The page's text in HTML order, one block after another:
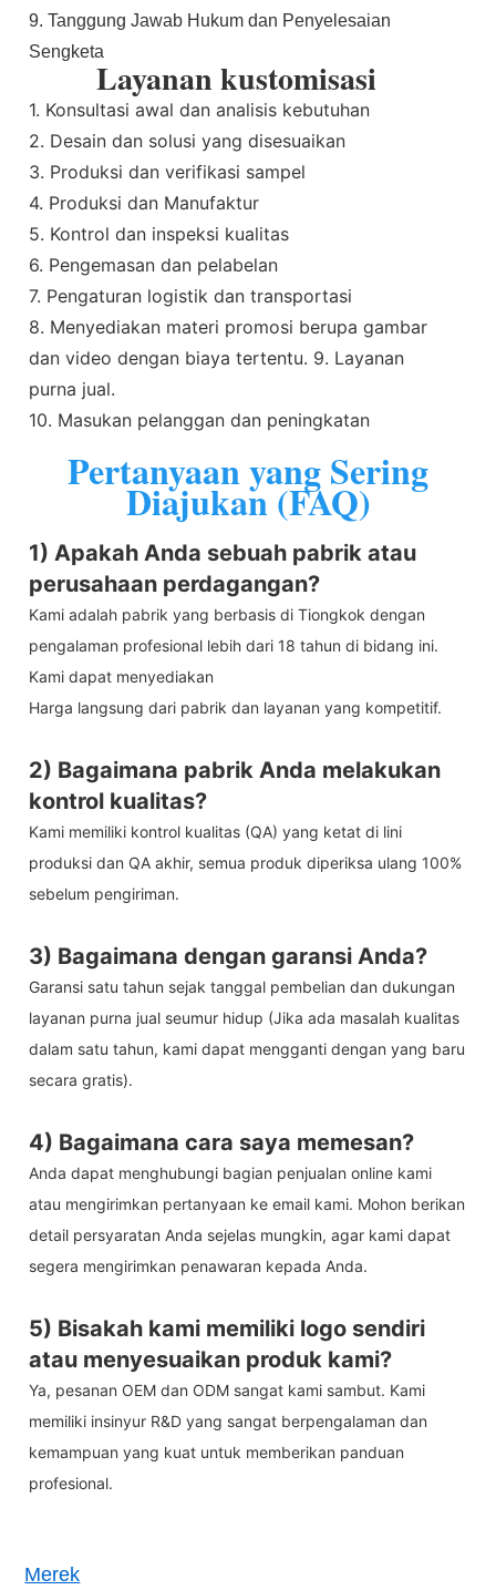
9. Tanggung Jawab Hukum dan Penyelesaian
Sengketa
Layanan kustomisasi
1. Konsultasi awal dan analisis kebutuhan
2. Desain dan solusi yang disesuaikan
3. Produksi dan verifikasi sampel
4. Produksi dan Manufaktur
5. Kontrol dan inspeksi kualitas
6. Pengemasan dan pelabelan
7. Pengaturan logistik dan transportasi
8. Menyediakan materi promosi berupa gambar
dan video dengan biaya tertentu. 9. Layanan
purna jual.
10. Masukan pelanggan dan peningkatan
Pertanyaan yang Sering
Diajukan (FAQ)
1) Apakah Anda sebuah pabrik atau
perusahaan perdagangan?
Kami adalah pabrik yang berbasis di Tiongkok dengan
pengalaman profesional lebih dari 18 tahun di bidang ini.
Kami dapat menyediakan
Harga langsung dari pabrik dan layanan yang kompetitif.
2) Bagaimana pabrik Anda melakukan
kontrol kualitas?
Kami memiliki kontrol kualitas (QA) yang ketat di lini
produksi dan QA akhir, semua produk diperiksa ulang 100%
sebelum pengiriman.
3) Bagaimana dengan garansi Anda?
Garansi satu tahun sejak tanggal pembelian dan dukungan
layanan purna jual seumur hidup (Jika ada masalah kualitas
dalam satu tahun, kami dapat mengganti dengan yang baru
secara gratis).
4) Bagaimana cara saya memesan?
Anda dapat menghubungi bagian penjualan online kami
atau mengirimkan pertanyaan ke email kami. Mohon berikan
detail persyaratan Anda sejelas mungkin, agar kami dapat
segera mengirimkan penawaran kepada Anda.
5) Bisakah kami memiliki logo sendiri
atau menyesuaikan produk kami?
Ya, pesanan OEM dan ODM sangat kami sambut. Kami
memiliki insinyur R&D yang sangat berpengalaman dan
kemampuan yang kuat untuk memberikan panduan
profesional.
Merek